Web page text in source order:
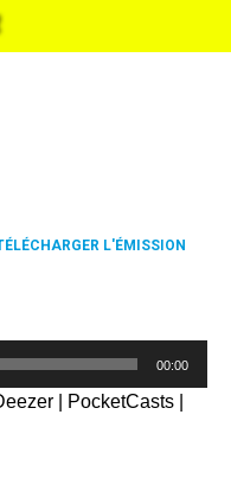
L'ÉMISSION
00:00
PocketCasts